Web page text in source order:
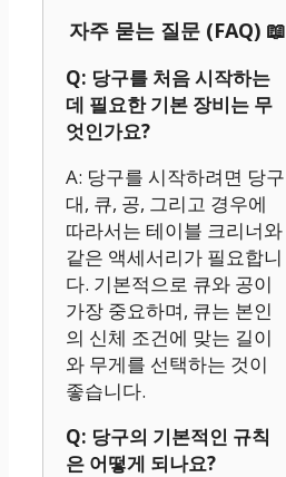
자주 묻는 질문 (FAQ) 📖
Q: 당구를 처음 시작하는
데 필요한 기본 장비는 무
엇인가요?
A: 당구를 시작하려면 당구
대, 큐, 공, 그리고 경우에
따라서는 테이블 크리너와
같은 액세서리가 필요합니
다. 기본적으로 큐와 공이
가장 중요하며, 큐는 본인
의 신체 조건에 맞는 길이
와 무게를 선택하는 것이
좋습니다.
Q: 당구의 기본적인 규칙
은 어떻게 되나요?